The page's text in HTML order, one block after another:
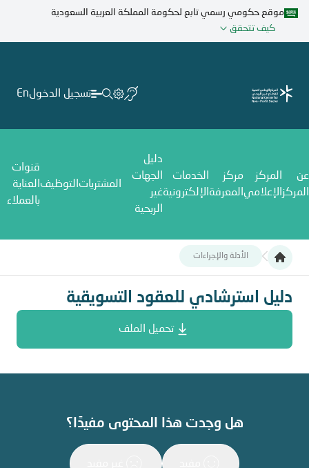
تجاوز
المحتوى
موقع حكومي رسمي تابع لحكومة المملكة العربية السعودية
كيف تتحقق
تسجيل الدخولEn
عن
المركز
المركز
الإعلامي
مركز
المعرفة
الخدمات
الإلكترونية
دليل
الجهات
غير
الربحية
المشتريات التوظيف
قنوات
العناية
بالعملاء
الأدلة والإجراءات
دليل استرشادي للعقود التسويقية
دليل استرشادي للعقود التسويقية
تحميل الملف
هل وجدت هذا المحتوى مفيدًا؟